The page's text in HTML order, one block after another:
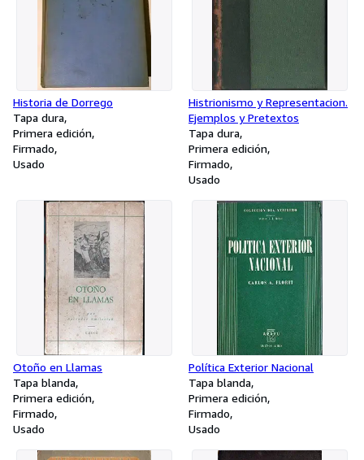
Historia de Dorrego
Tapa dura
Primera edición
Firmado
Usado
Histrionismo y Representacion.
Ejemplos y Pretextos
Tapa dura
Primera edición
Firmado
Usado
Otoño en Llamas
Tapa blanda
Primera edición
Firmado
Usado
Política Exterior Nacional
Tapa blanda
Primera edición
Firmado
Usado